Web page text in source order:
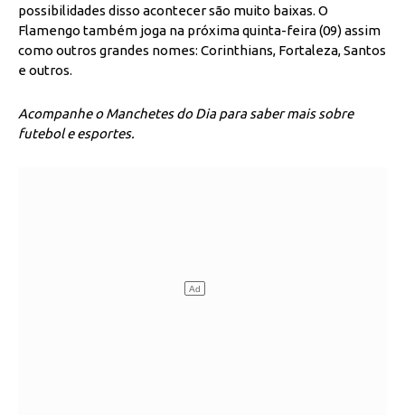
possibilidades disso acontecer são muito baixas. O
Flamengo também joga na próxima quinta-feira (09) assim
como outros grandes nomes: Corinthians, Fortaleza, Santos
e outros.
Acompanhe o Manchetes do Dia para saber mais sobre
futebol e esportes.